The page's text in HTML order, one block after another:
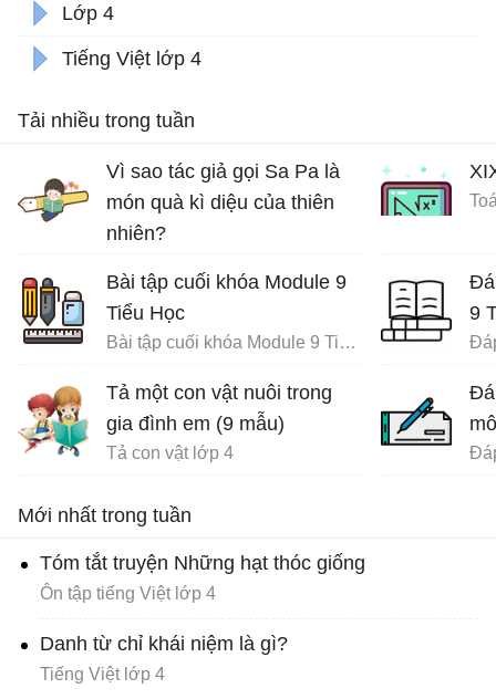
Lớp 4
Tiếng Việt lớp 4
Tải nhiều trong tuần
Vì sao tác giả gọi Sa Pa là
món quà kì diệu của thiên
nhiên?
Bài tập cuối khóa Module 9
Tiểu Học
Bài tập cuối khóa Module 9 Tiểu Học đầy đủ
Tả một con vật nuôi trong
gia đình em (9 mẫu)
Tả con vật lớp 4
9
Mới nhất trong tuần
Tóm tắt truyện Những hạt thóc giống
Ôn tập tiếng Việt lớp 4
Danh từ chỉ khái niệm là gì?
Tiếng Việt lớp 4